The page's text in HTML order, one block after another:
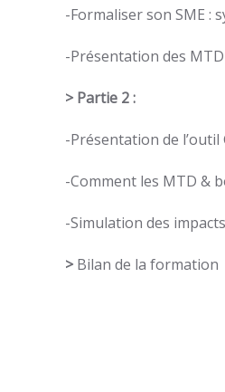
-Formaliser son SME :
-Présentation des
> Partie 2 :
-Présentation de l’outil
-Comment les MTD &
-Simulation des
> Bilan de la formation